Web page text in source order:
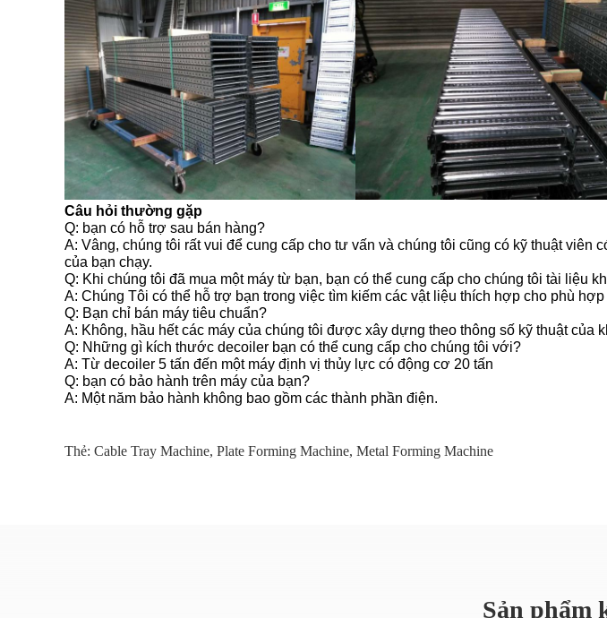
Câu hỏi thường gặp
Q: bạn có hỗ trợ sau bán hàng?
A: Vâng, chúng tôi rất vui để cung cấp cho tư vấn và chúng tôi cũng có kỹ thuật
của bạn chạy.
Q: Khi chúng tôi đã mua một máy từ bạn, bạn có thể cung cấp cho chúng tôi tài liệu
A: Chúng Tôi có thể hỗ trợ bạn trong việc tìm kiếm các vật liệu thích hợp cho phù
Q: Bạn chỉ bán máy tiêu chuẩn?
A: Không, hầu hết các máy của chúng tôi được xây dựng theo thông số kỹ thuật
Q: Những gì kích thước decoiler bạn có thể cung cấp cho chúng tôi với?
A: Từ decoiler 5 tấn đến một máy định vị thủy lực có động cơ 20 tấn
Q: bạn có bảo hành trên máy của bạn?
A: Một năm bảo hành không bao gồm các thành phần điện.
Thẻ: Cable Tray Machine, Plate Forming Machine, Metal Forming Machine
Sản phẩm